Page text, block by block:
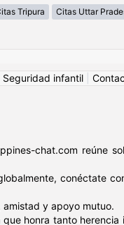
Tripura Citas Uttar
Seguridad infantil
chat.com reúne
conéctate
y apoyo mutuo.
honra tanto herencia